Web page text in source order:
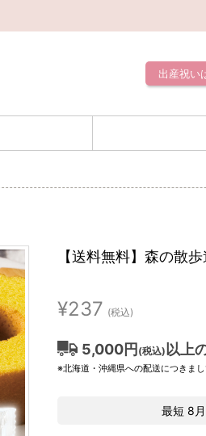
出産祝い
【送料無料】森の散
¥237 (税込)
5,000円 (税込) 以上
※北海道・沖縄県への配送につきまし
最短 8